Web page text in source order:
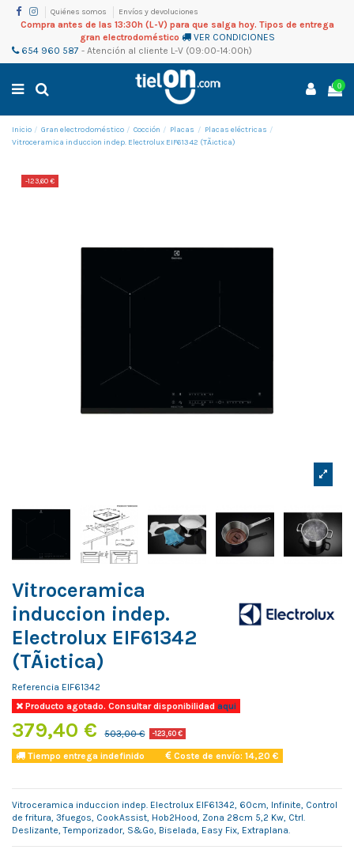
Quiénes somos Envíos y devoluciones
Compra antes de las 13:30h (L-V) para que salga hoy. Tipos de entrega
gran electrodoméstico
VER CONDICIONES
654 960 587 - Atención al cliente L-V (09:00-14:00h)
0
Inicio Gran electrodoméstico Cocción Placas
Placas eléctricas
Vitroceramica induccion indep. Electrolux EIF61342 (TÃ¡ctica)
-123,60 €
Vitroceramica
induccion indep.
Electrolux EIF61342
(TÃ¡ctica)
Referencia EIF61342
Producto agotado. Consultar disponibilidadaqui
379,40 € 503,00 € -123,60 €
Tiempo entrega indefinido Coste de envío: 14,20 €
Vitroceramica induccion indep. Electrolux EIF61342, 60cm, Infinite, Control
de fritura, 3fuegos, CookAssist, Hob2Hood, Zona 28cm 5,2 Kw, Ctrl.
Deslizante, Temporizador, S&Go, Biselada, Easy Fix, Extraplana.